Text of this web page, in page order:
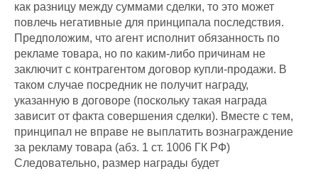
как разницу между суммами сделки, то это может
повлечь негативные для принципала последствия.
Предположим, что агент исполнит обязанность по
рекламе товара, но по каким-либо причинам не
заключит с контрагентом договор купли-продажи. В
таком случае посредник не получит награду,
указанную в договоре (поскольку такая награда
зависит от факта совершения сделки). Вместе с тем,
принципал не вправе не выплатить вознаграждение
за рекламу товара (абз. 1 ст. 1006 ГК РФ)
Следовательно, размер награды будет